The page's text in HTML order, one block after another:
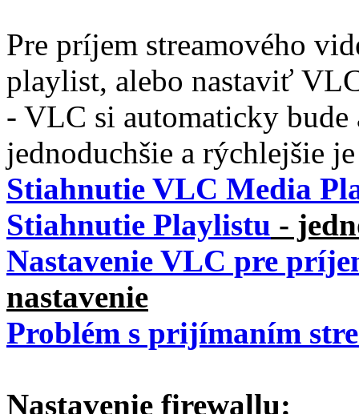
Pre príjem streamového
playlist, alebo nastaviť
- VLC si automaticky
jednoduchšie a rýchlejšie
Stiahnutie VLC Media
Stiahnutie Playlistu -
Nastavenie VLC pre
nastavenie
Problém s prijímaním
Nastavenie firewallu: